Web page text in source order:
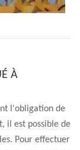
À
l'obligation de
il est possible de
Pour effectuer